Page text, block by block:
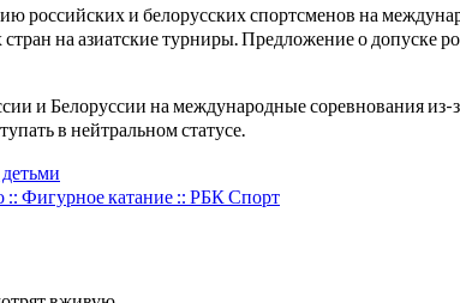
российских и белорусских спортсменов на
на азиатские турниры. Предложение о допуске
и Белоруссии на международные соревнования
в нейтральном статусе.
:: Фигурное катание :: РБК Спорт